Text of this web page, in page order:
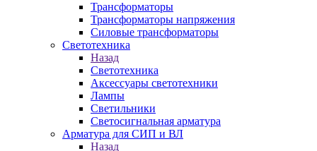
Трансформаторы
Трансформаторы напряжения
Силовые трансформаторы
Светотехника
Назад
Светотехника
Аксессуары светотехники
Лампы
Светильники
Светосигнальная арматура
Арматура для СИП и ВЛ
Назад